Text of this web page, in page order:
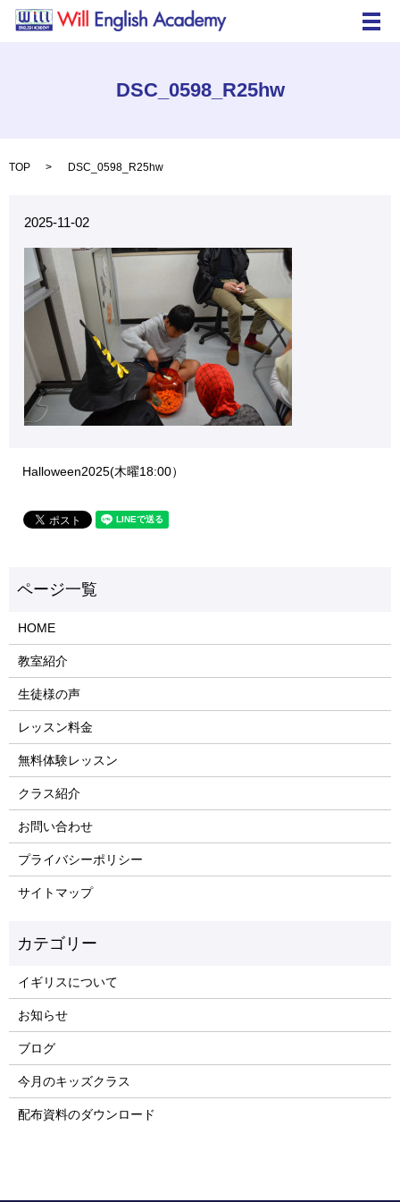
メ
DSC_0598_R25hw
TOP DSC_0598_R25hw
2025-11-02
Halloween2025(木曜18:00）
HOME
教室紹介
生徒様の声
レッスン料金
無料体験レッスン
クラス紹介
お問い合わせ
プライバシーポリシー
サイトマップ
イギリスについて
お知らせ
ブログ
今月のキッズクラス
配布資料のダウンロード